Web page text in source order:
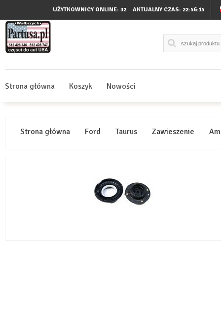
UŻYTKOWNICY ONLINE: 32 AKTUALNY CZAS: 22:56:15
Strona główna Koszyk Nowości
Strona główna Ford Taurus Zawieszenie